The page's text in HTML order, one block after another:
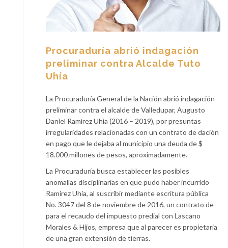
Procuraduría abrió indagación
preliminar contra Alcalde Tuto
Uhía
La Procuraduría General de la Nación abrió indagación
preliminar contra el alcalde de Valledupar, Augusto
Daniel Ramírez Uhia (2016 – 2019), por presuntas
irregularidades relacionadas con un contrato de dación
en pago que le dejaba al municipio una deuda de $
18.000 millones de pesos, aproximadamente.
La Procuraduría busca establecer las posibles
anomalías disciplinarias en que pudo haber incurrido
Ramírez Uhia, al suscribir mediante escritura pública
No. 3047 del 8 de noviembre de 2016, un contrato de
para el recaudo del impuesto predial con Lascano
Morales & Hijos, empresa que al parecer es propietaria
de una gran extensión de tierras.